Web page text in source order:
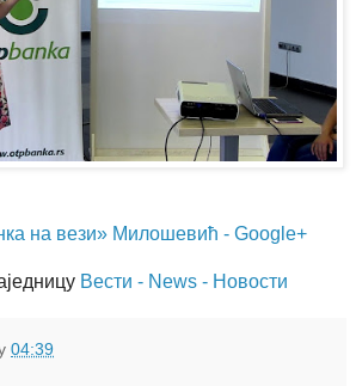
на вези» Милошевић - Google+
Вести - News - Новости
04:39